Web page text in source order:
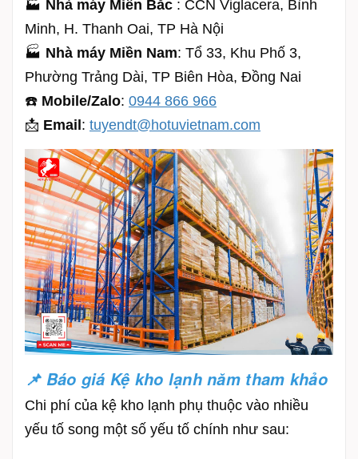
🏭 Nhà máy Miền Bắc : CCN Viglacera, Bình
Minh, H. Thanh Oai, TP Hà Nội
🏭 Nhà máy Miền Nam: Tổ 33, Khu Phố 3,
Phường Trảng Dài, TP Biên Hòa, Đồng Nai
☎️ Mobile/Zalo: 0944 866 966
📩 Email: tuyendt@hotuvietnam.com
📌 Báo giá Kệ kho lạnh năm tham khảo
Chi phí của kệ kho lạnh phụ thuộc vào nhiều
yếu tố song một số yếu tố chính như sau: